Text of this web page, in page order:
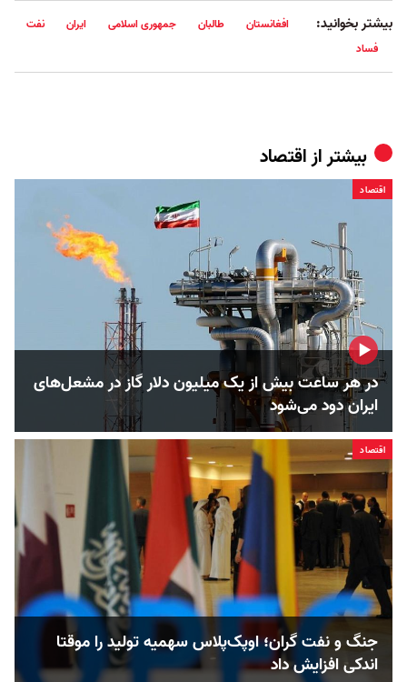
بیشتر بخوانید: افغانستان طالبان جمهوری اسلامی ایران
نفت
فساد
بیشتر ازاقتصاد
اقتصاد
در هر ساعت بیش از یک میلیون دلار گاز در مشعل‌های
ایران دود می‌شود
اقتصاد
جنگ و نفت گران؛ اوپک‌پلاس سهمیه تولید را موقتا
اندکی افزایش داد